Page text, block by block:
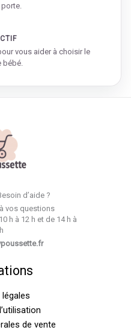
vous aider à choisir le
d’aide ?
vos questions
h à 12 h et de 14 h à
de vente